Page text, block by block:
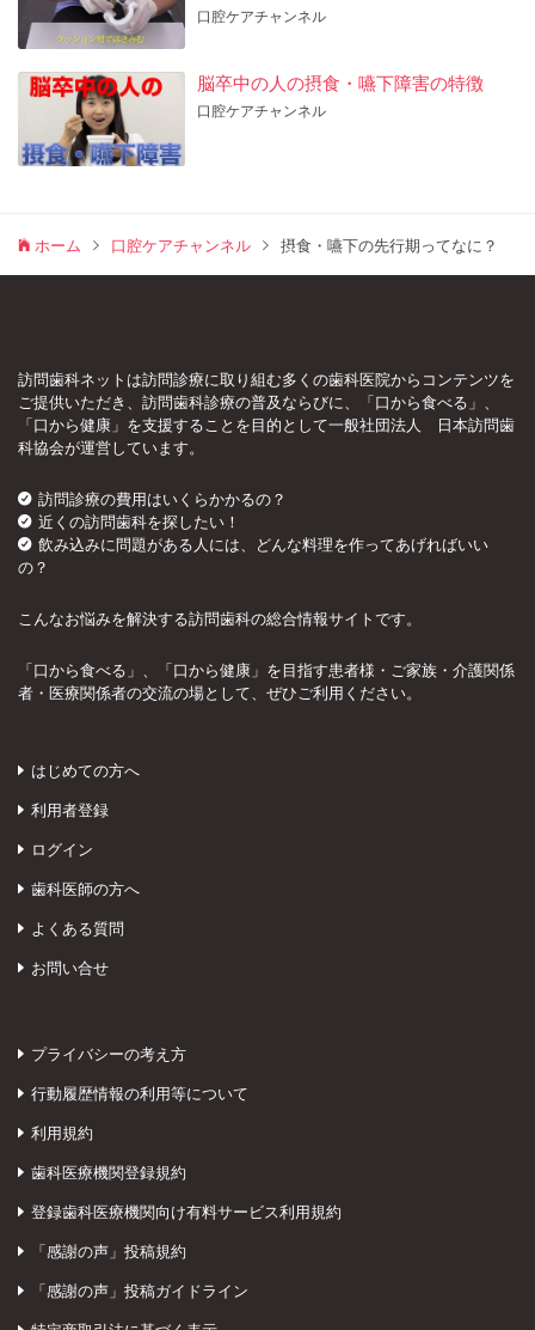
口腔ケアチャンネル
脳卒中の人の摂食・嚥下障害の特徴
口腔ケアチャンネル
ホーム 口腔ケアチャンネル 摂食・嚥下の先行期ってなに？
訪問歯科ネットは訪問診療に取り組む多くの歯科医院からコンテンツを
ご提供いただき、訪問歯科診療の普及ならびに、「口から食べる」、
「口から健康」を支援することを目的として一般社団法人 日本訪問歯
科協会が運営しています。
訪問診療の費用はいくらかかるの？
近くの訪問歯科を探したい！
飲み込みに問題がある人には、どんな料理を作ってあげればいい
の？
こんなお悩みを解決する訪問歯科の総合情報サイトです。
「口から食べる」、「口から健康」を目指す患者様・ご家族・介護関係
者・医療関係者の交流の場として、ぜひご利用ください。
はじめての方へ
利用者登録
ログイン
歯科医師の方へ
よくある質問
お問い合せ
プライバシーの考え方
行動履歴情報の利用等について
利用規約
歯科医療機関登録規約
登録歯科医療機関向け有料サービス利用規約
「感謝の声」投稿規約
「感謝の声」投稿ガイドライン